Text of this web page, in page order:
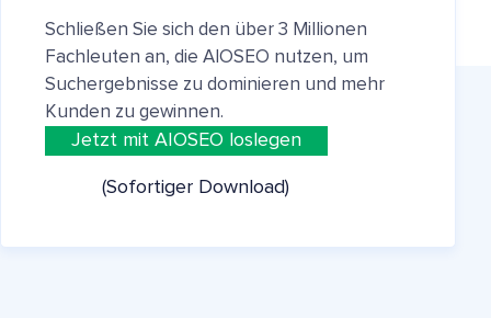
Schließen Sie sich den über 3 Millionen
Fachleuten an, die AIOSEO nutzen, um
Suchergebnisse zu dominieren und mehr
Kunden zu gewinnen.
Jetzt mit AIOSEO loslegen
(Sofortiger Download)